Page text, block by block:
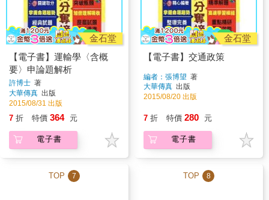
金石堂
【電子書】運輸學〈含概
要〉申論題解析
許博士 著
大華傳真 出版
2015/08/31 出版
7 折 特價 364 元
電子書
金石堂
【電子書】交通政策
編者：張博望 著
大華傳真 出版
2015/08/20 出版
7 折 特價 280 元
電子書
TOP 7 TOP 8